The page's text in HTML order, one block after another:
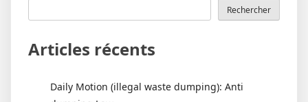
Rechercher
Articles récents
Daily Motion (illegal waste dumping): Anti